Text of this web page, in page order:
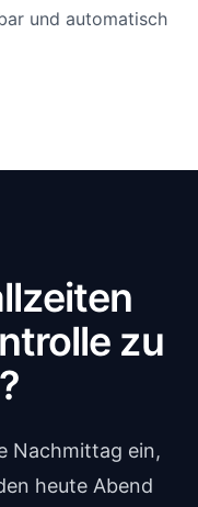
und automatisch
zu
Nachmittag ein,
heute Abend